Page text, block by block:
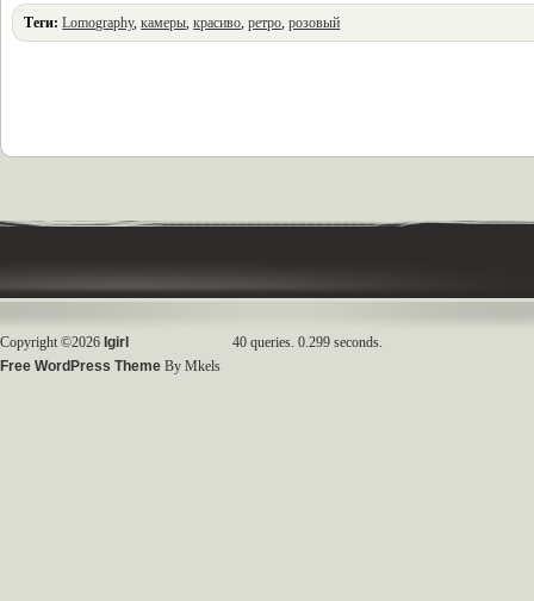
Теги: Lomography,камеры,красиво,ретро,розовый
Copyright ©2026 Igirl
Free WordPress Theme By Mkels
40 queries. 0.299 seconds.